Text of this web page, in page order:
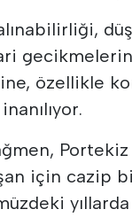
özellikle
Portekiz
için cazip